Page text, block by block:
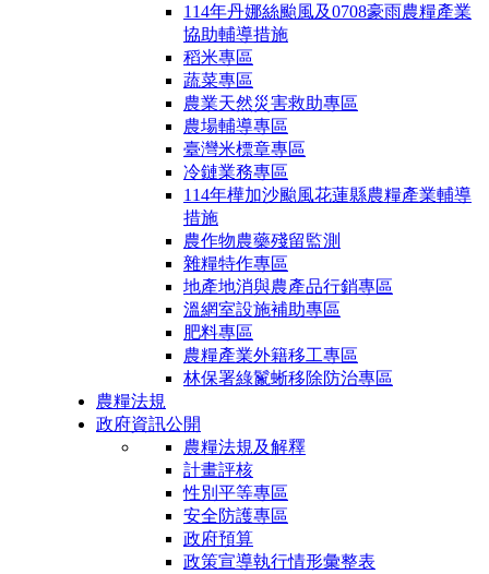
114年丹娜絲颱風及0708豪雨農糧產業
協助輔導措施
稻米專區
蔬菜專區
農業天然災害救助專區
農場輔導專區
臺灣米標章專區
冷鏈業務專區
114年樺加沙颱風花蓮縣農糧產業輔導
措施
農作物農藥殘留監測
雜糧特作專區
地產地消與農產品行銷專區
溫網室設施補助專區
肥料專區
農糧產業外籍移工專區
林保署綠鬣蜥移除防治專區
農糧法規
政府資訊公開
農糧法規及解釋
計畫評核
性別平等專區
安全防護專區
政府預算
政策宣導執行情形彙整表